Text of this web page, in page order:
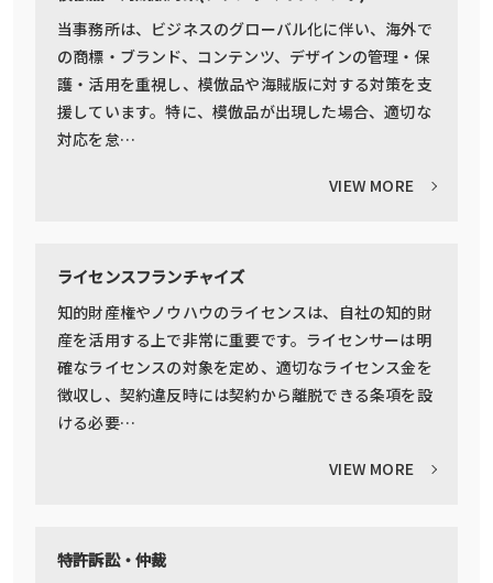
当事務所は、ビジネスのグローバル化に伴い、海外で
の商標・ブランド、コンテンツ、デザインの管理・保
護・活用を重視し、模倣品や海賊版に対する対策を支
援しています。特に、模倣品が出現した場合、適切な
対応を怠…
VIEW MORE
ライセンスフランチャイズ
知的財産権やノウハウのライセンスは、自社の知的財
産を活用する上で非常に重要です。ライセンサーは明
確なライセンスの対象を定め、適切なライセンス金を
徴収し、契約違反時には契約から離脱できる条項を設
ける必要…
VIEW MORE
特許訴訟・仲裁